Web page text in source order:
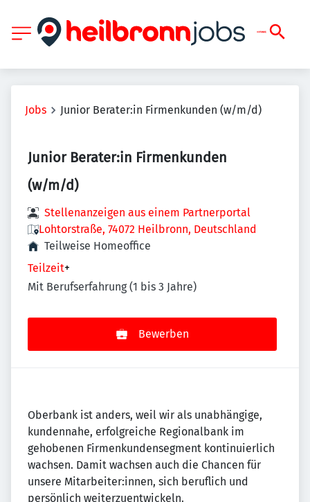
Jobs Junior Berater:in Firmenkunden (w/m/d)
Junior Berater:in Firmenkunden
(w/m/d)
Stellenanzeigen aus einem Partnerportal
Lohtorstraße, 74072 Heilbronn, Deutschland
Teilweise Homeoffice
Teilzeit+
Mit Berufserfahrung (1 bis 3 Jahre)
Bewerben
Oberbank ist anders, weil wir als unabhängige,
kundennahe, erfolgreiche Regionalbank im
gehobenen Firmenkundensegment kontinuierlich
wachsen. Damit wachsen auch die Chancen für
unsere Mitarbeiter:innen, sich beruflich und
persönlich weiterzuentwickeln.